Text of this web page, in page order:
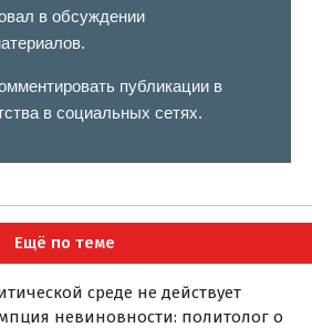
в обсуждении
публикации в
в социальных сетях.
Ещё по теме
среде не действует
невиновности: политолог о